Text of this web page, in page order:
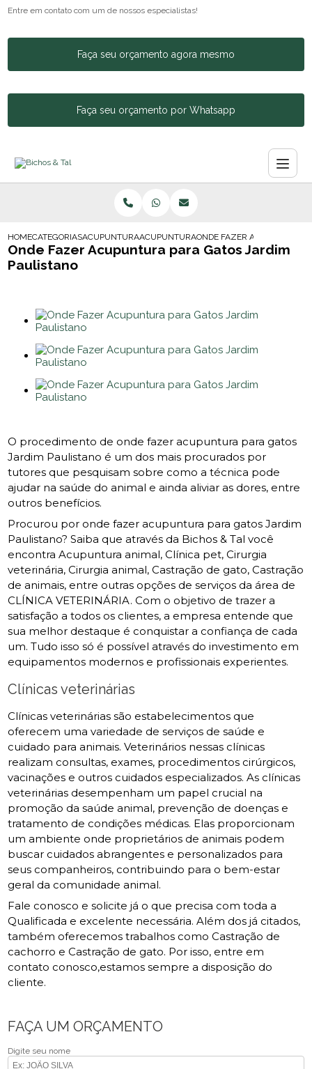
Entre em contato com um de nossos especialistas!
Faça seu orçamento agora mesmo
Faça seu orçamento por Whatsapp
HOMECATEGORIASACUPUNTURA ANIMALACUPUNTURA PARA GATOSONDE FAZER ACUPUNTURA
Onde Fazer Acupuntura para Gatos Jardim
Paulistano
O procedimento de onde fazer acupuntura para gatos
Jardim Paulistano é um dos mais procurados por
tutores que pesquisam sobre como a técnica pode
ajudar na saúde do animal e ainda aliviar as dores, entre
outros benefícios.
Procurou por onde fazer acupuntura para gatos Jardim
Paulistano? Saiba que através da Bichos & Tal você
encontra Acupuntura animal, Clínica pet, Cirurgia
veterinária, Cirurgia animal, Castração de gato, Castração
de animais, entre outras opções de serviços da área de
CLÍNICA VETERINÁRIA. Com o objetivo de trazer a
satisfação a todos os clientes, a empresa entende que
sua melhor destaque é conquistar a confiança de cada
um. Tudo isso só é possível através do investimento em
equipamentos modernos e profissionais experientes.
Clínicas veterinárias
Clínicas veterinárias são estabelecimentos que
oferecem uma variedade de serviços de saúde e
cuidado para animais. Veterinários nessas clínicas
realizam consultas, exames, procedimentos cirúrgicos,
vacinações e outros cuidados especializados. As clínicas
veterinárias desempenham um papel crucial na
promoção da saúde animal, prevenção de doenças e
tratamento de condições médicas. Elas proporcionam
um ambiente onde proprietários de animais podem
buscar cuidados abrangentes e personalizados para
seus companheiros, contribuindo para o bem-estar
geral da comunidade animal.
Fale conosco e solicite já o que precisa com toda a
Qualificada e excelente necessária. Além dos já citados,
também oferecemos trabalhos como Castração de
cachorro e Castração de gato. Por isso, entre em
contato conosco,estamos sempre a disposição do
cliente.
FAÇA UM ORÇAMENTO
Digite seu nome